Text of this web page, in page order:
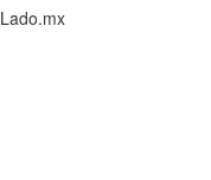
Lado.mx